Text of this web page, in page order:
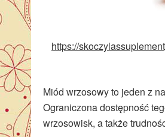
https://
Miód wrzosowy to jeden z
Ograniczona dostępność
wrzosowisk, a także